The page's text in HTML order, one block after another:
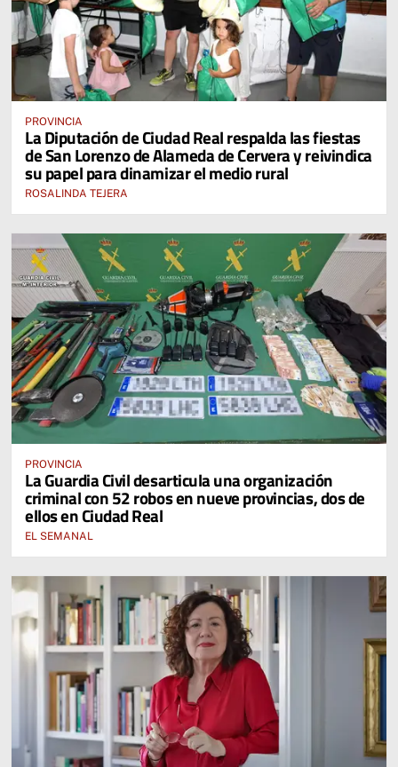
PROVINCIA
La Diputación de Ciudad Real respalda las fiestas
de San Lorenzo de Alameda de Cervera y reivindica
su papel para dinamizar el medio rural
ROSALINDA TEJERA
PROVINCIA
La Guardia Civil desarticula una organización
criminal con 52 robos en nueve provincias, dos de
ellos en Ciudad Real
EL SEMANAL